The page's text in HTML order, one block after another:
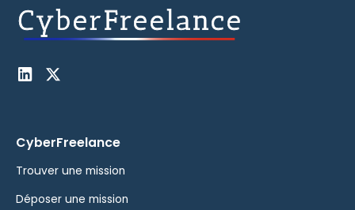
CyberFreelance
Trouver une mission
Déposer une mission